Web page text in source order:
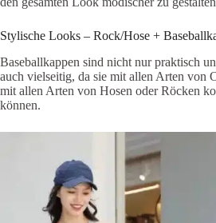
Stylische Looks – Rock/Hose +
Baseballkappen sind nicht nur praktisch
auch vielseitig, da sie mit allen Arten von
mit allen Arten von Hosen oder Röcken
können.